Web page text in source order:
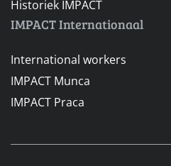
Historiek IMPACT
IMPACT Internationaal
International workers
IMPACT Munca
IMPACT Praca